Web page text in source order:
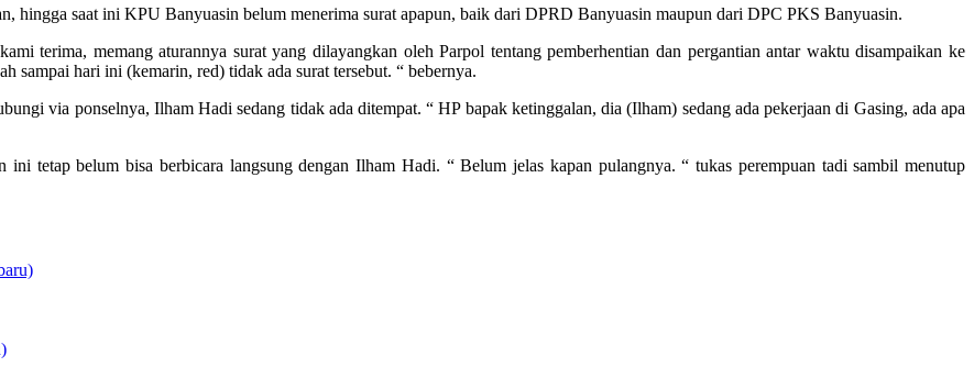
hingga saat ini KPU Banyuasin belum menerima surat apapun, baik dari DPRD Banyuasin maupun dari DPC PKS Banyuasin.
terima, memang aturannya surat yang dilayangkan oleh Parpol tentang pemberhentian dan pergantian antar waktu disampaikan ke
hari ini (kemarin, red) tidak ada surat tersebut. “ bebernya.
via ponselnya, Ilham Hadi sedang tidak ada ditempat. “ HP bapak ketinggalan, dia (Ilham) sedang ada pekerjaan di Gasing, ada apa
tetap belum bisa berbicara langsung dengan Ilham Hadi. “ Belum jelas kapan pulangnya. “ tukas perempuan tadi sambil menutup